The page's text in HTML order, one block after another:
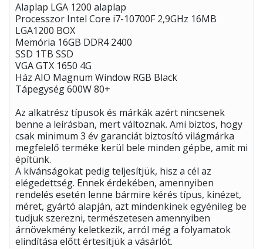
Alaplap LGA 1200 alaplap
Processzor Intel Core i7-10700F 2,9GHz 16MB
LGA1200 BOX
Memória 16GB DDR4 2400
SSD 1TB SSD
VGA GTX 1650 4G
Ház AIO Magnum Window RGB Black
Tápegység 600W 80+
Az alkatrész típusok és márkák azért nincsenek
benne a leírásban, mert változnak. Ami biztos, hogy
csak minimum 3 év garanciát biztosító világmárka
megfelelő terméke kerül bele minden gépbe, amit mi
építünk.
A kívánságokat pedig teljesítjük, hisz a cél az
elégedettség. Ennek érdekében, amennyiben
rendelés esetén lenne bármire kérés típus, kinézet,
méret, gyártó alapján, azt mindenkinek egyénileg be
tudjuk szerezni, természetesen amennyiben
árnövekmény keletkezik, arról még a folyamatok
elindítása előtt értesítjük a vásárlót.